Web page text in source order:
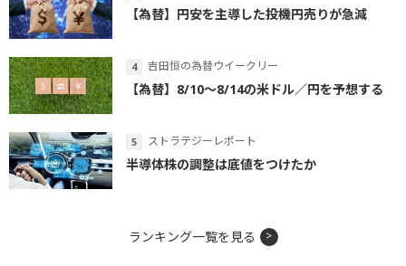
【為替】円安を主導した投機円売りが急減
吉田恒の為替ウイークリー
【為替】8/10～8/14の米ドル／円を予想する
ストラテジーレポート
半導体株の調整は底値をつけたか
ランキング一覧を見る